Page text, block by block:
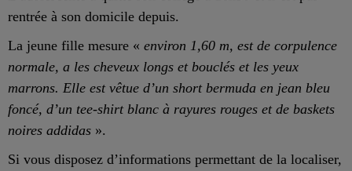
rentrée à son domicile depuis.
La jeune fille mesure « environ 1,60 m, est de corpulence
normale, a les cheveux longs et bouclés et les yeux
marrons. Elle est vêtue d’un short bermuda en jean bleu
foncé, d’un tee-shirt blanc à rayures rouges et de baskets
noires addidas ».
Si vous disposez d’informations permettant de la localiser,